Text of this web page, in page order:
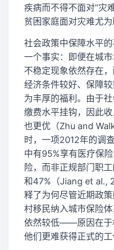
疾病而不得不面对“灾
贫困家庭面对灾难尤为
社会政策中保障水平
一个事实：即便在城
不稳定现象依然存在
经济条件较好、保障
为丰厚的福利。由于
缴费水平挂钩，因此
也更优（Zhu and
时，一项2012年的调
中有95%享有医疗保
险，而非正规部门职
和47%（Jiang et al.,
释了为何尽管近期政
村移民纳入城市保险
依然较低——原因在于
他们更难获得正式的